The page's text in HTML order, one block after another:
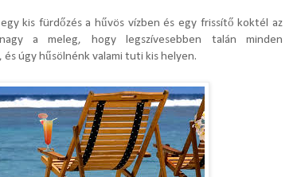
kis fürdőzés a hűvös vízben és egy frissítő koktél az
a meleg, hogy legszívesebben talán minden
úgy hűsölnénk valami tuti kis helyen.